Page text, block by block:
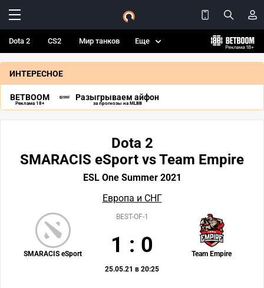
Dota 2 CS2 Мир танков Еще
ИНТЕРЕСНОЕ
BETBOOM
Реклама 18+
Разыгрываем айфон
за прогнозы на MLBB
Dota 2
SMARACIS eSport vs Team Empire
ESL One Summer 2021
Европа и СНГ
SMARACIS eSport Team Empire
BEST-OF-1
1 : 0
25.05.21 в 20:25